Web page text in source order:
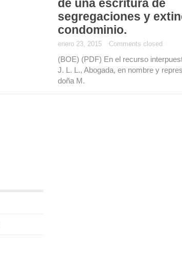
de una escritura de
segregaciones y
condominio.
enero 23, 2015 Comments closed
(BOE) (PDF) En el recurso
J. L. L., Abogada, en nombre y
doña M.